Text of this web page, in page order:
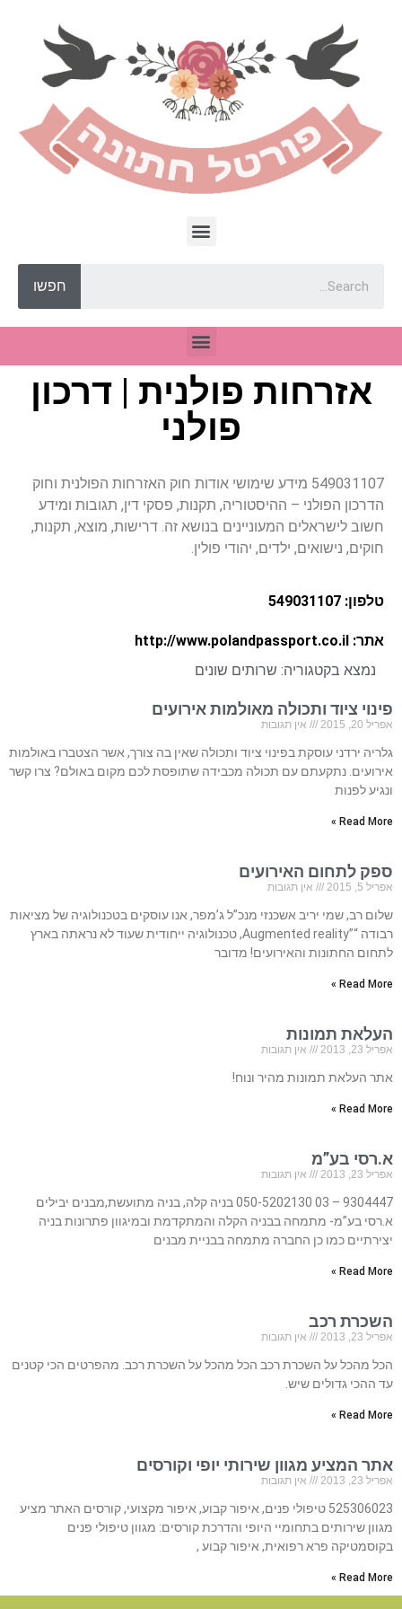
חפשו
אזרחות פולנית | דרכון
פולני
549031107 מידע שימושי אודות חוק האזרחות הפולנית וחוק
הדרכון הפולני – ההיסטוריה, תקנות, פסקי דין, תגובות ומידע
חשוב לישראלים המעוניינים בנושא זה. דרישות, מוצא, תקנות,
חוקים, נישואים, ילדים, יהודי פולין.
טלפון: 549031107
אתר: http://www.polandpassport.co.il
נמצא בקטגוריה: שרותים שונים
פינוי ציוד ותכולה מאולמות אירועים
אפריל 20, 2015 אין תגובות
גלריה ירדני עוסקת בפינוי ציוד ותכולה שאין בה צורך, אשר הצטברו באולמות
אירועים. נתקעתם עם תכולה מכבידה שתופסת לכם מקום באולם? צרו קשר
ונגיע לפנות
Read More »
ספק לתחום האירועים
אפריל 5, 2015 אין תגובות
שלום רב, שמי יריב אשכנזי מנכ”ל ג’מפר, אנו עוסקים בטכנולוגיה של מציאות
רבודה “”Augmented reality, טכנולוגיה ייחודית שעוד לא נראתה בארץ
לתחום החתונות והאירועים! מדובר
Read More »
העלאת תמונות
אפריל 23, 2013 אין תגובות
אתר העלאת תמונות מהיר ונוח!
Read More »
א.רסי בע”מ
אפריל 23, 2013 אין תגובות
9304447 – 03 050-5202130 בניה קלה, בניה מתועשת,מבנים יבילים
א.רסי בע”מ- מתמחה בבניה הקלה והמתקדמת ובמיגוון פתרונות בניה
יצירתיים כמו כן החברה מתמחה בבניית מבנים
Read More »
השכרת רכב
אפריל 23, 2013 אין תגובות
הכל מהכל על השכרת רכב הכל מהכל על השכרת רכב. מהפרטים הכי קטנים
עד ההכי גדולים שיש.
Read More »
אתר המציע מגוון שירותי יופי וקורסים
אפריל 23, 2013 אין תגובות
525306023 טיפולי פנים, איפור קבוע, איפור מקצועי, קורסים האתר מציע
מגוון שירותים בתחומיי היופי והדרכת קורסים: מגוון טיפולי פנים
בקוסמטיקה פרא רפואית, איפור קבוע ,
Read More »